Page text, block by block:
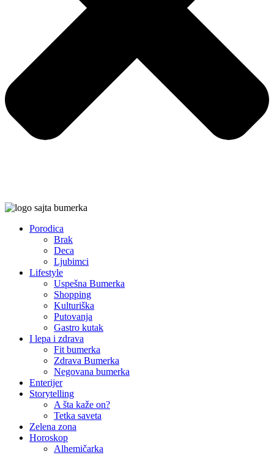
Porodica
Brak
Deca
Ljubimci
Lifestyle
Uspešna Bumerka
Shopping
Kulturiška
Putovanja
Gastro kutak
I lepa i zdrava
Fit bumerka
Zdrava Bumerka
Negovana bumerka
Enterijer
Storytelling
A šta kaže on?
Tetka saveta
Zelena zona
Horoskop
Alhemičarka